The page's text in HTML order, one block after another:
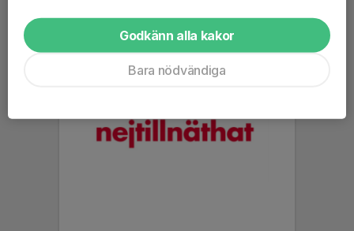
Godkänn alla kakor
Bara nödvändiga